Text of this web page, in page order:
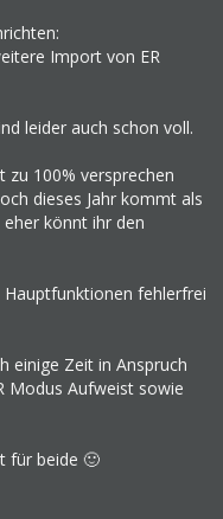
Import von ER
leider auch schon voll.
zu 100% versprechen
dieses Jahr kommt als
könnt ihr den
fehlerfrei
einige Zeit in Anspruch
Modus Aufweist sowie
für beide 🙂